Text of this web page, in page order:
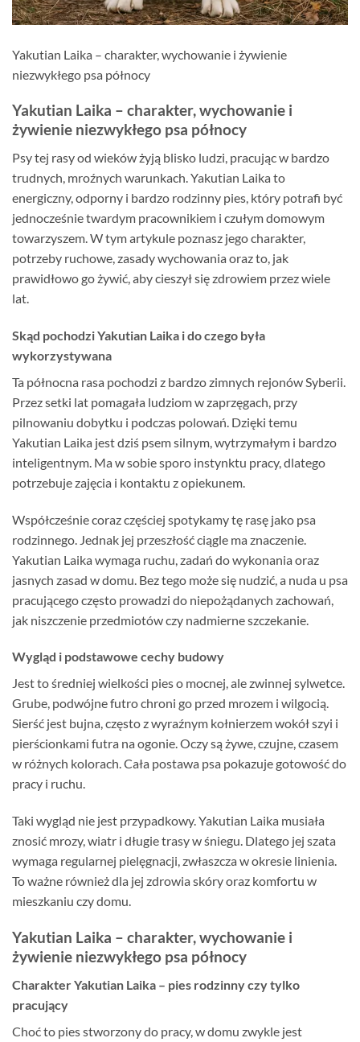
Yakutian Laika – charakter, wychowanie i żywienie
niezwykłego psa północy
Yakutian Laika – charakter, wychowanie i
żywienie niezwykłego psa północy
Psy tej rasy od wieków żyją blisko ludzi, pracując w bardzo
trudnych, mroźnych warunkach. Yakutian Laika to
energiczny, odporny i bardzo rodzinny pies, który potrafi być
jednocześnie twardym pracownikiem i czułym domowym
towarzyszem. W tym artykule poznasz jego charakter,
potrzeby ruchowe, zasady wychowania oraz to, jak
prawidłowo go żywić, aby cieszył się zdrowiem przez wiele
lat.
Skąd pochodzi Yakutian Laika i do czego była
wykorzystywana
Ta północna rasa pochodzi z bardzo zimnych rejonów Syberii.
Przez setki lat pomagała ludziom w zaprzęgach, przy
pilnowaniu dobytku i podczas polowań. Dzięki temu
Yakutian Laika jest dziś psem silnym, wytrzymałym i bardzo
inteligentnym. Ma w sobie sporo instynktu pracy, dlatego
potrzebuje zajęcia i kontaktu z opiekunem.
Współcześnie coraz częściej spotykamy tę rasę jako psa
rodzinnego. Jednak jej przeszłość ciągle ma znaczenie.
Yakutian Laika wymaga ruchu, zadań do wykonania oraz
jasnych zasad w domu. Bez tego może się nudzić, a nuda u psa
pracującego często prowadzi do niepożądanych zachowań,
jak niszczenie przedmiotów czy nadmierne szczekanie.
Wygląd i podstawowe cechy budowy
Jest to średniej wielkości pies o mocnej, ale zwinnej sylwetce.
Grube, podwójne futro chroni go przed mrozem i wilgocią.
Sierść jest bujna, często z wyraźnym kołnierzem wokół szyi i
pierścionkami futra na ogonie. Oczy są żywe, czujne, czasem
w różnych kolorach. Cała postawa psa pokazuje gotowość do
pracy i ruchu.
Taki wygląd nie jest przypadkowy. Yakutian Laika musiała
znosić mrozy, wiatr i długie trasy w śniegu. Dlatego jej szata
wymaga regularnej pielęgnacji, zwłaszcza w okresie linienia.
To ważne również dla jej zdrowia skóry oraz komfortu w
mieszkaniu czy domu.
Yakutian Laika – charakter, wychowanie i
żywienie niezwykłego psa północy
Charakter Yakutian Laika – pies rodzinny czy tylko
pracujący
Choć to pies stworzony do pracy, w domu zwykle jest